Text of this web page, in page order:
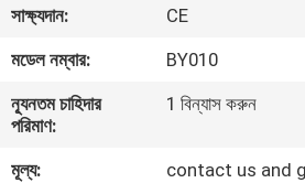
প্রদর্শন
আমাদের
সম্পর্কে
সাক্ষ্যদান:
CE
মডেল নম্বার:
BY010
ন্যূনতম চাহিদার
পরিমাণ:
1 বিন্যাস করুন
মূল্য:
contact us and